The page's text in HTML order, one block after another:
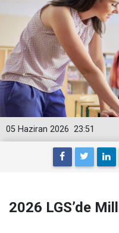
23:51
05 Haziran 2026
2026 LGS’de